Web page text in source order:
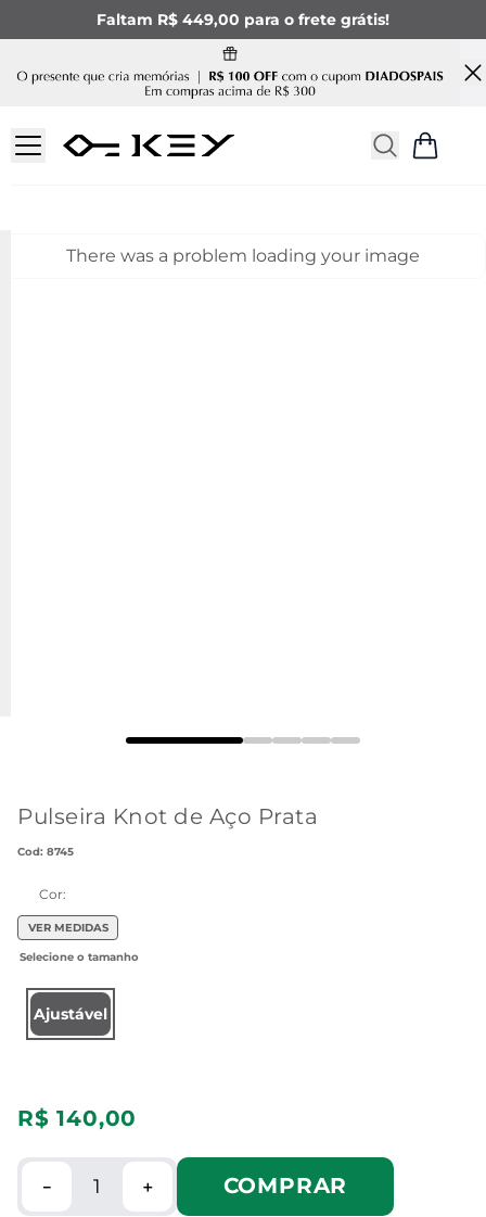
Faltam R$ 449,00 para o frete grátis!
There was a problem loading your image
Pulseira Knot de Aço Prata
: 8745
Cor:
VER MEDIDAS
Ajustável
R$ 140,00
＋
－ COMPRAR